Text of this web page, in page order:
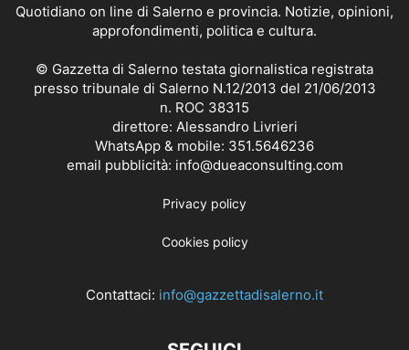
Quotidiano on line di Salerno e provincia. Notizie, opinioni,
approfondimenti, politica e cultura.
© Gazzetta di Salerno testata giornalistica registrata
presso tribunale di Salerno N.12/2013 del 21/06/2013
n. ROC 38315
direttore: Alessandro Livrieri
WhatsApp & mobile: 351.5646236
email pubblicità: info@dueaconsulting.com
Privacy policy
Cookies policy
Contattaci: info@gazzettadisalerno.it